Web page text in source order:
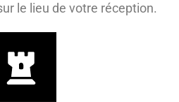
le lieu de votre réception.